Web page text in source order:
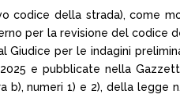
della strada), come
per la revisione del codice
Giudice per le indagini
e pubblicate nella
numeri 1) e 2), della legge